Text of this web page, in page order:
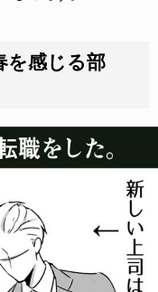
を感じる部